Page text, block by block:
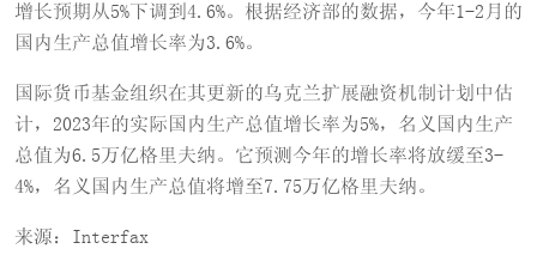
增长预期从5%下调到4.6%。根据经济部的数据，今年1-2月的
国内生产总值增长率为3.6%。
国际货币基金组织在其更新的乌克兰扩展融资机制计划中估
计，2023年的实际国内生产总值增长率为5%，名义国内生产
总值为6.5万亿格里夫纳。它预测今年的增长率将放缓至3-
4%，名义国内生产总值将增至7.75万亿格里夫纳。
来源：Interfax